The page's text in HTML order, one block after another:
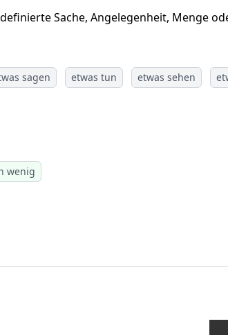
Sache, Angelegenheit, Menge
sagen etwas tun etwas sehen
wenig